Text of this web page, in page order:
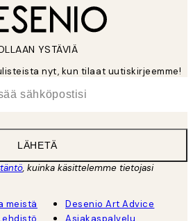
YSTÄVIÄ
nyt, kun tilaat uutiskirjeemme!
LÄHETÄ
, kuinka käsittelemme tietojasi
meistä
Desenio Art Advice
Asiakaspalvelu